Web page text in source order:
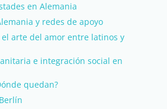
en Alemania
y redes de apoyo
arte del amor entre latinos y
e integración social en
quedan?